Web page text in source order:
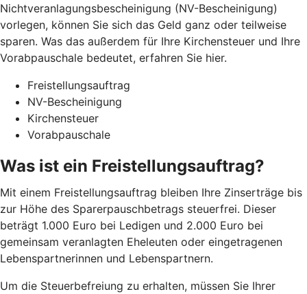
Nichtveranlagungsbescheinigung (NV-Bescheinigung)
vorlegen, können Sie sich das Geld ganz oder teilweise
sparen. Was das außerdem für Ihre Kirchensteuer und Ihre
Vorabpauschale bedeutet, erfahren Sie hier.
Freistellungsauftrag
NV-Bescheinigung
Kirchensteuer
Vorabpauschale
Was ist ein Freistellungsauftrag?
Mit einem Freistellungsauftrag bleiben Ihre Zinserträge bis
zur Höhe des Sparerpauschbetrags steuerfrei. Dieser
beträgt 1.000 Euro bei Ledigen und 2.000 Euro bei
gemeinsam veranlagten Eheleuten oder eingetragenen
Lebenspartnerinnen und Lebenspartnern.
Um die Steuerbefreiung zu erhalten, müssen Sie Ihrer